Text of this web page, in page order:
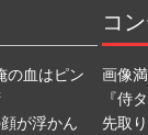
の血はピン
が浮かん
コ
画像
『侍
先取